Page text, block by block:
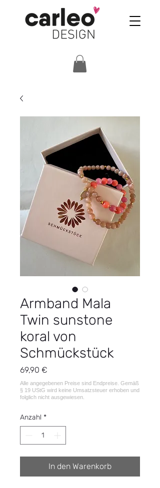
Armband Mala
Twin sunstone
koral von
Schmückstück
69,90 €
Anzahl *
In den Warenkorb